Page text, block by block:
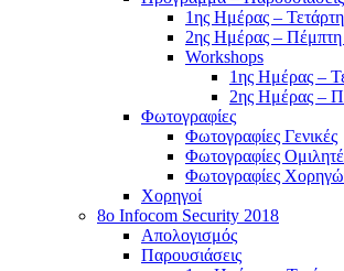
1ης Ημέρας –
2ης Ημέρας –
Workshops
1ης Ημέρας –
2ης Ημέρας –
Φωτογραφίες
Φωτογραφίες Γενικές
Φωτογραφίες
Φωτογραφίες
Χορηγοί
8ο Infocom Security 2018
Απολογισμός
Παρουσιάσεις